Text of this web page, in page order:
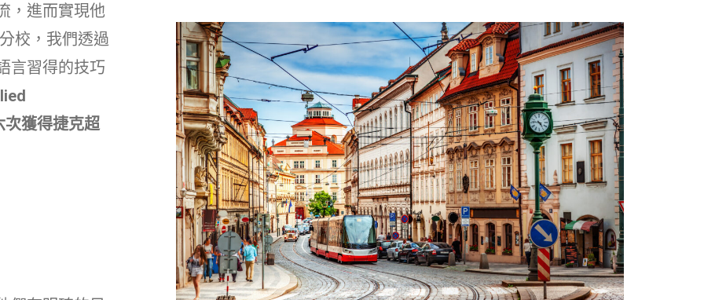
，進而實現他
校，我們透過
言習得的技巧
獲得捷克超